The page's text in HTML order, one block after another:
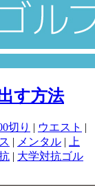
す方法
切り | ウエスト |
| メンタル |
上
| 大学対抗ゴル